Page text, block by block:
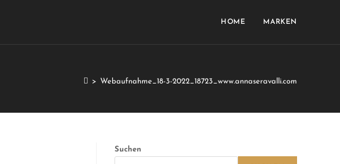
HOME MARKEN
> Webaufnahme_18-3-2022_18723_www.annaseravalli.com
Suchen